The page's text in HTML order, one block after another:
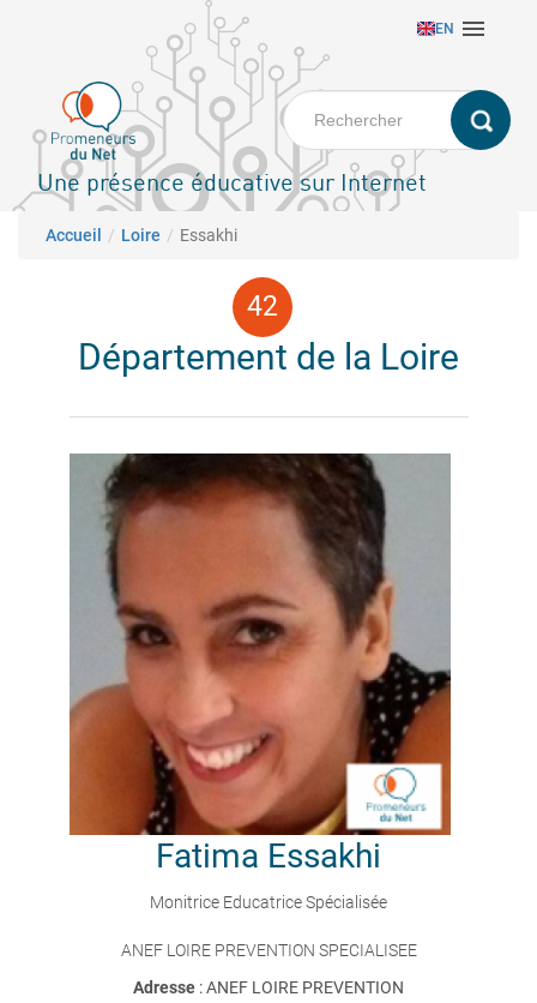
principal
EN 
Une présence éducative sur Internet
Fil d'Ariane
Accueil Loire Essakhi
Département de la Loire
Fatima Essakhi
Monitrice Educatrice Spécialisée
ANEF LOIRE PREVENTION SPECIALISEE
Adresse : ANEF LOIRE PREVENTION